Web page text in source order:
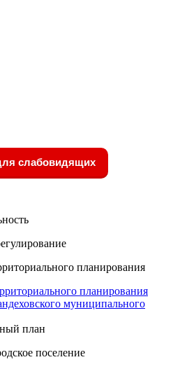
слабовидящих
планирования
планирования
муниципального
план
поселение